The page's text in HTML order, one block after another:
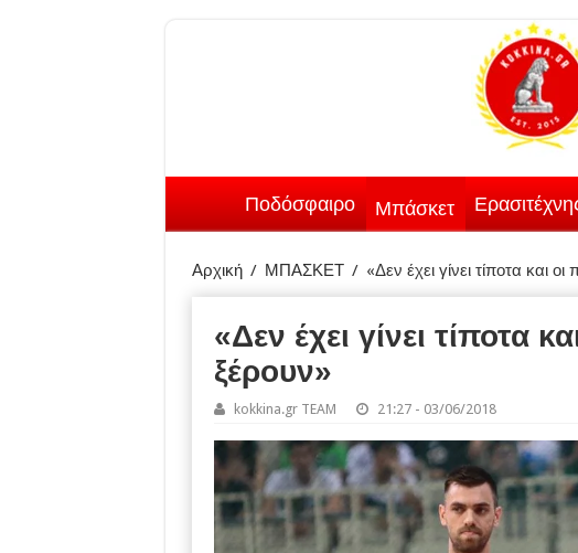
Ποδόσφαιρο Μπάσκετ
Αρχική / ΜΠΑΣΚΕΤ / «Δεν έχει γίνει τίποτα και
«Δεν έχει γίνει τίποτα
ξέρουν»
kokkina.gr TEAM 21:27 - 03/06/2018